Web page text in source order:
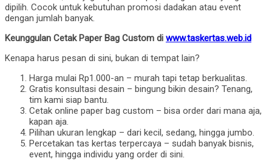
dipilih. Cocok untuk kebutuhan promosi dadakan atau event
dengan jumlah banyak.
Keunggulan Cetak Paper Bag Custom di www.taskertas.web.id
Kenapa harus pesan di sini, bukan di tempat lain?
Harga mulai Rp1.000-an – murah tapi tetap berkualitas.
Gratis konsultasi desain – bingung bikin desain? Tenang,
tim kami siap bantu.
Cetak online paper bag custom – bisa order dari mana aja,
kapan aja.
Pilihan ukuran lengkap – dari kecil, sedang, hingga jumbo.
Percetakan tas kertas terpercaya – sudah banyak bisnis,
event, hingga individu yang order di sini.